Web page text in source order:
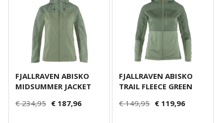
FJALLRAVEN ABISKO
MIDSUMMER JACKET
€ 234,95 € 187,96
FJALLRAVEN ABISKO
TRAIL FLEECE GREEN
€ 149,95 € 119,96